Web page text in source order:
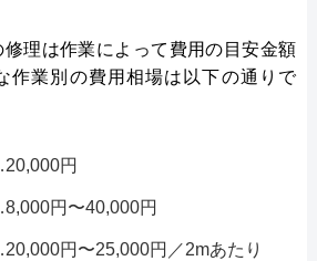
修理は作業によって費用の目安金額
作業別の費用相場は以下の通りで
円
円〜40,000円
円〜25,000円／2mあたり